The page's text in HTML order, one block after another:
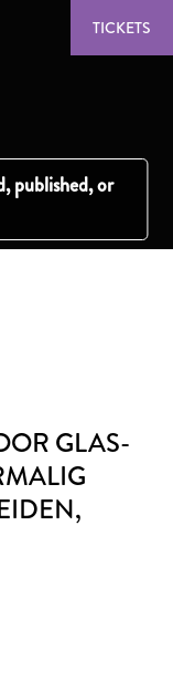
TICKETS
GLAS-
,